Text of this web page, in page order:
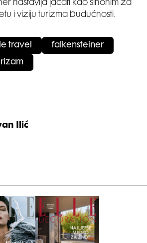
nastavlja jačati kao sinonim za
i viziju turizma budućnosti.
travel falkensteiner
Ilić